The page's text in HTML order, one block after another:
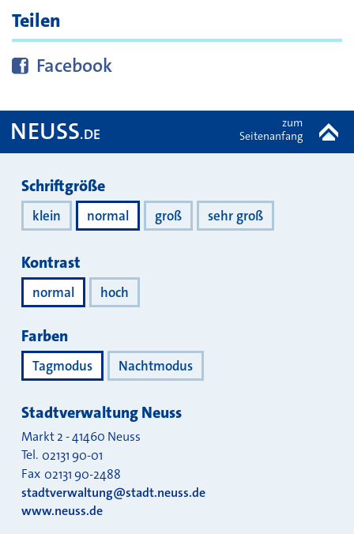
Teilen
Diese Seite bei
Facebook
NEUSS.DE
zum
Seitenanfang
Darstellung
Schriftgröße
klein normal groß sehr groß
Kontrast
normal hoch
Farben
Tagmodus Nachtmodus
Stadtverwaltung Neuss
Markt 2-41460 Neuss
Tel. 02131 90-01
Fax 02131 90-2488
stadtverwaltung@stadt.neuss.de
www.neuss.de